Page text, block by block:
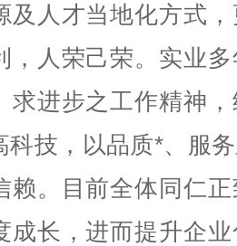
及人才当地化方式
，人荣己荣。实业
求进步之工作精神
科技，以品质*、服
赖。目前全体同仁
成长，进而提升企